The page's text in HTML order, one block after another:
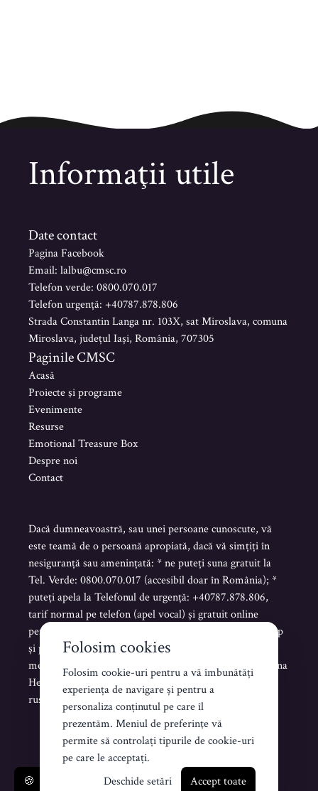
Informaţii utile
Date contact
Pagina Facebook
Email: lalbu@cmsc.ro
Telefon verde: 0800.070.017
Telefon urgență: +40787.878.806
Strada Constantin Langa nr. 103X, sat Miroslava, comuna
Miroslava, județul Iași, România, 707305
Paginile CMSC
Acasă
Proiecte şi programe
Evenimente
Resurse
Emotional Treasure Box
Despre noi
Contact
Dacă dumneavoastră, sau unei persoane cunoscute, vă
este teamă de o persoană apropiată, dacă vă simțiți în
nesiguranță sau amenințată: * ne puteți suna gratuit la
Tel. Verde: 0800.070.017 (accesibil doar în România); *
puteți apela la Telefonul de urgență: +40787.878.806,
tarif normal pe telefon (apel vocal) și gratuit online
pentru mesaje scrise sau vocale pe Telegram, WhatsApp
și pentru mesaje scrise de tip SMS. * puteți trimite un
mesaj scris pe platforma www.helenahelpline.com Helena
Helpline este accesibilă NON STOP în limba română,
rusă, ucraineană și engleză.
Creat de Koddezign
🍪
Folosim cookies
Folosim cookie-uri pentru a vă îmbunătăți
experiența de navigare și pentru a
personaliza conținutul pe care îl
prezentăm. Meniul de preferinţe vă
permite să controlați tipurile de cookie-uri
pe care le acceptați.
Deschide setări
Accept toate